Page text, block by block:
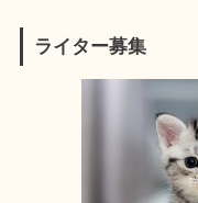
ライター募集